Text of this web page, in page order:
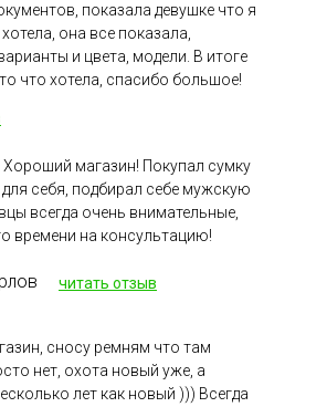
показала девушке что я
она все показала,
и цвета, модели. В итоге
что хотела, спасибо большое!
магазин! Покупал сумку
себя, подбирал себе мужскую
всегда очень внимательные,
времени на консультацию!
сносу ремням что там
нет, охота новый уже, а
лет как новый ))) Всегда
читать отзыв